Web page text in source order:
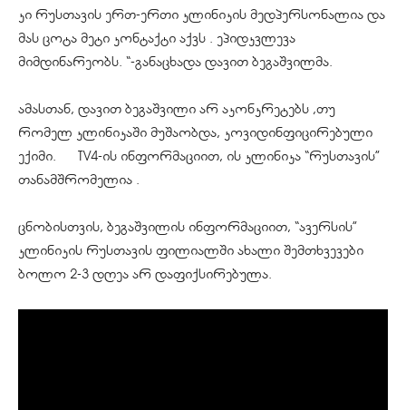
კი რუსთავის ერთ-ერთი კლინიკის მედპერსონალია და
მას ცოტა მეტი კონტაქტი აქვს . ეპიდკვლევა
მიმდინარეობს. “-განაცხადა დავით ბეგაშვილმა.
ამასთან, დავით ბეგაშვილი არ აკონკრეტებს ,თუ
რომელ კლინიკაში მუშაობდა, კოვიდინფიცირებული
ექიმი. TV4-ის ინფორმაციით, ის კლინიკა “რუსთავის”
თანამშრომელია .
ცნობისთვის, ბეგაშვილის ინფორმაციით, “ავერსის”
კლინიკის რუსთავის ფილიალში ახალი შემთხვევები
ბოლო 2-3 დღეა არ დაფიქსირებულა.